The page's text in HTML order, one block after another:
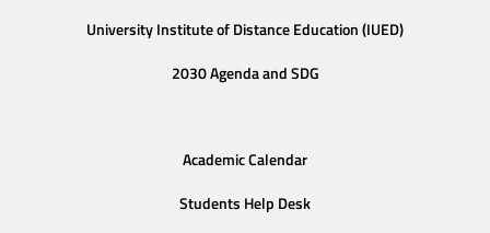
University Institute of Distance Education (IUED)
2030 Agenda and SDG
Academic Calendar
Students Help Desk